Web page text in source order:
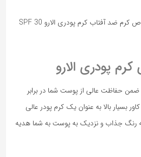
توضیحات تکمیلی در خصوص کرم ضد آفتاب کرم پودری الارو SPF 30
پودری الارو
ضمن حفاظت عالی از پوست شما در برابر
بسیار بالا به عنوان یک کرم پودر عالی
رنگ جذاب و نزدیک به پوست به شما هدیه